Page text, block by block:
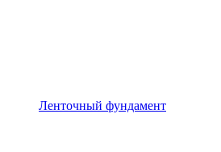
Ленточный фундамент